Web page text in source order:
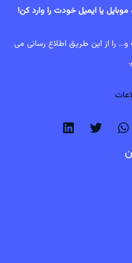
یا ایمیل خودت را وارد کن!
را از این طریق اطلاع رسانی می